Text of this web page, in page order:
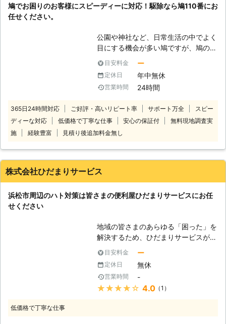
アフターフォローをつけているので、
ら、まずはご相談から承っています。
鳩でお困りのお客様にスピーディーに対応！駆除なら鳩110番にお
任せください。
公園や神社など、日常生活の中でよく
目にする機会が多い鳩ですが、鳩の被
害で困っているというお客様の声をよ
くお聞きします。 「ご自宅に巣を作
られ完全に住み着いてしまった」「ベ
ランダや駐車場に大量の鳩の糞が…」
ど、また戻ってきた」など。 このよ
うな鳩に関して、お困りお悩みのお客
様もいるかと思います。 鳩110番に加
に合わせて適切な方法をお客様にご提
ード解決を心掛けておりますので、お
困り・お悩みの際は、お気軽にご相談
ください。 【鳩駆除の法律につい
があります。 ・ドバトの狩猟禁止。
キジバトは狩猟期間内であれば1日10
羽まで捕獲可能。 ・意図的に衰弱さ
生命を脅かす行為の禁止。(箒で追い
払う等) ・卵や巣を採取、移動させる
行為の禁止こういった駆除行為を勝手
目安料金 ー
定休日 年中無休
営業時間 24時間
365日24時間対応 ご好評・高いリピート率 サポート万全
スピー
ディーな対応
低価格で丁寧な仕事 安心の保証付
無料現地調査実
施
経験豊富 見積り後追加料金無し
株式会社ひだまりサービス
浜松市周辺のハト対策は皆さまの便利屋ひだまりサービスにお任
せください
地域の皆さまのあらゆる「困った」を
解決するため、ひだまりサービスが全
力を尽くします！街中でも郊外でも非
常にひんぱんに目にする動物、ハトは
カラスと並んで私たちの生活に密着し
て生きています。カラスのように生ゴ
ミを漁るということはありませんが、
目安料金 ー
定休日 無休
営業時間 -
★★★★★ 4.0（1）
低価格で丁寧な仕事